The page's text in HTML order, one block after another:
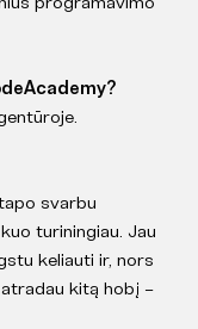
svarbu
turiningiau. Jau
keliauti ir, nors
kitą hobį –